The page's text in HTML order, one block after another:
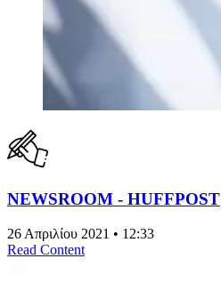
NEWSROOM - HUFFPOST
26 Απριλίου 2021 • 12:33
Read Content